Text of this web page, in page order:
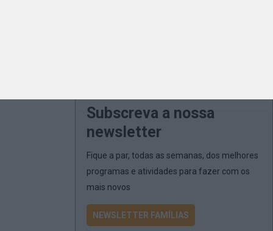
Subscreva a nossa
newsletter
Fique a par, todas as semanas, dos melhores
programas e atividades para fazer com os
mais novos
NEWSLETTER FAMÍLIAS